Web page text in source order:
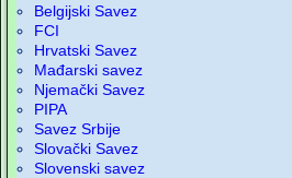
Belgijski Savez
FCI
Hrvatski Savez
Mađarski savez
Njemački Savez
PIPA
Savez Srbije
Slovački Savez
Slovenski savez